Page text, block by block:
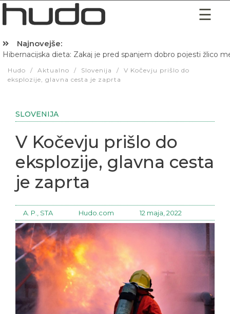
Najnovejše:
Hibernacijska dieta: Zakaj je pred spanjem dobro pojesti žlico
Hudo / Aktualno / Slovenija /
V Kočevju prišlo do
eksplozije, glavna cesta je zaprta
SLOVENIJA
V Kočevju prišlo do
eksplozije, glavna cesta
je zaprta
A. P., STA Hudo.com 12 maja, 2022